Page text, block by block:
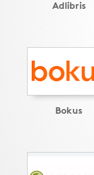
Adlibris
Bokus